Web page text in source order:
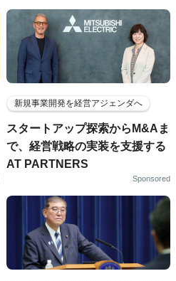
新規事業開発を経営アジェンダへ
スタートアップ探索からM&Aま
で、経営戦略の実装を支援する
AT PARTNERS
Sponsored